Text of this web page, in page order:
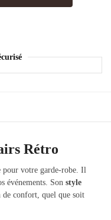
Rétro
pour votre garde-robe. Il
événements. Son style
de confort, quel que soit